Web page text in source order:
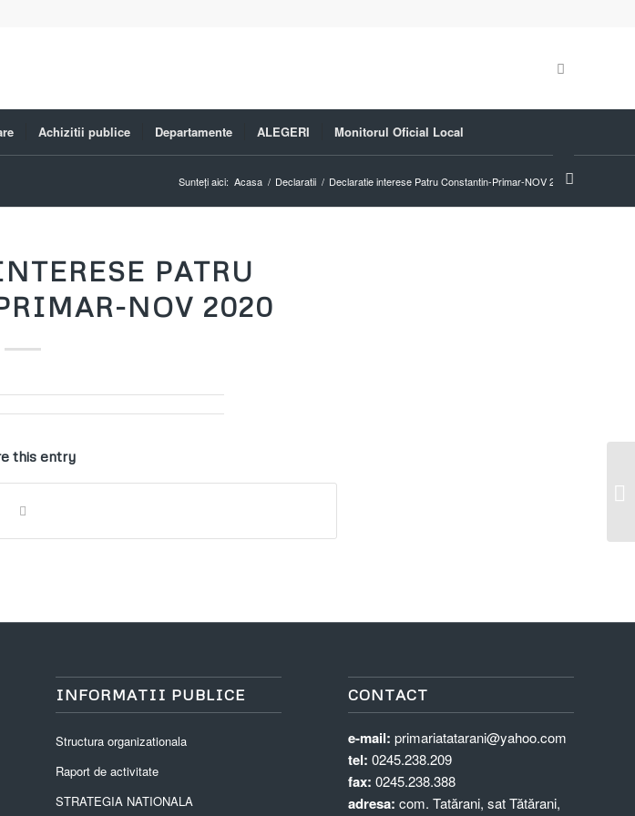
Achizitii publice Departamente ALEGERI Monitorul Oficial Local
Sunteți aici: Acasa / Declaratii / Declaratie interese Patru Constantin-Primar-NOV 2020
PATRU
NOV 2020
this entry
INFORMATII PUBLICE
Structura organizationala
Raport de activitate
STRATEGIA NATIONALA
CONTACT
e-mail: primariatatarani@yahoo.com
tel: 0245.238.209
fax: 0245.238.388
adresa: com. Tatărani, sat Tătărani,